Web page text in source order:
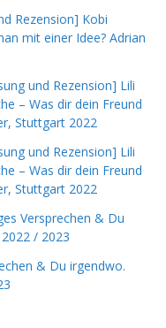
Rezension] Kobi
mit einer Idee? Adrian
und Rezension] Lili
– Was dir dein Freund
Stuttgart 2022
und Rezension] Lili
– Was dir dein Freund
Stuttgart 2022
Versprechen & Du
/ 2023
& Du irgendwo.